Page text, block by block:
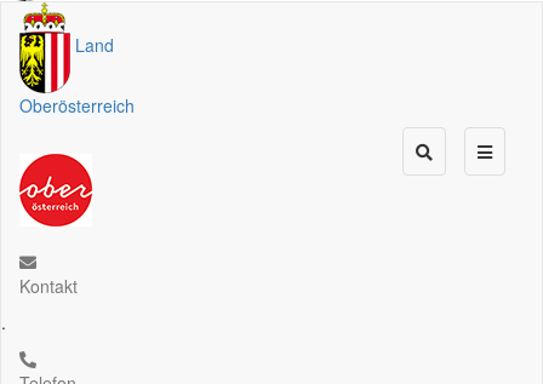
Land
Oberösterreich
Kontakt
.